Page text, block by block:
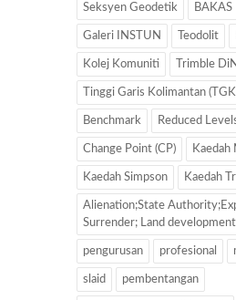
Seksyen Geodetik BAKAS
Galeri INSTUN Teodolit
Kolej Komuniti Trimble
Tinggi Garis Kolimantan
Benchmark Reduced
Change Point (CP)
Kaedah Simpson Kaedah
Alienation;State
Surrender; Land
pengurusan profesional
slaid pembentangan